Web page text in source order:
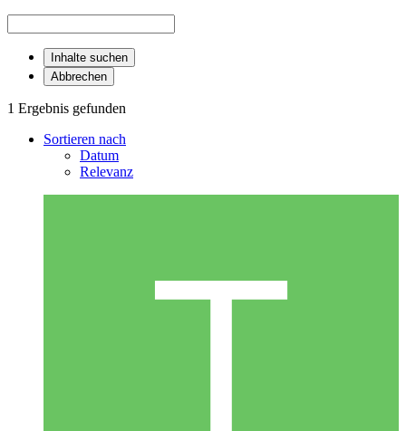
Inhalte suchen
Abbrechen
1 Ergebnis gefunden
Sortieren nach
Datum
Relevanz